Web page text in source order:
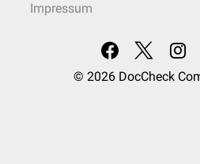
Impressum
© 2026 DocCheck